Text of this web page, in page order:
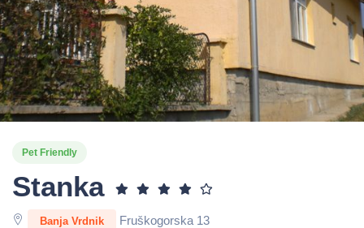
Pet Friendly
Stanka
Banja Vrdnik Fruškogorska 13